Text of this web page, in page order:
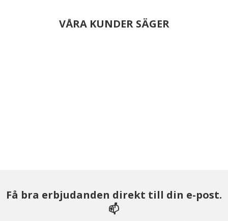
VÅRA KUNDER SÄGER
Få bra erbjudanden direkt till din e-post.
📫